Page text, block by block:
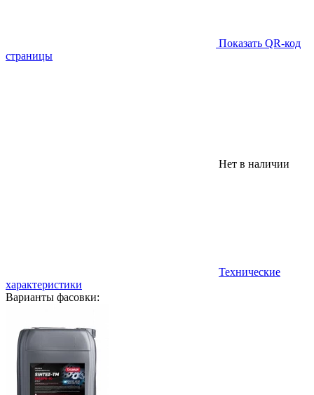
Показать QR-код
страницы
Нет в наличии
Технические
характеристики
Варианты фасовки: